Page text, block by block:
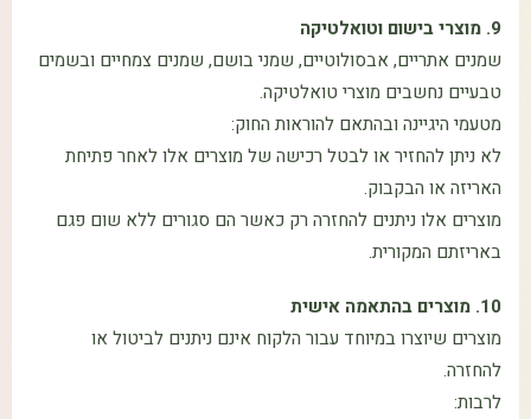
9. מוצרי בישום וטואלטיקה
שמנים אתריים, אבסולוטיים, שמני בושם, שמנים צמחיים ובשמים
טבעיים נחשבים מוצרי טואלטיקה.
מטעמי היגיינה ובהתאם להוראות החוק:
לא ניתן להחזיר או לבטל רכישה של מוצרים אלו לאחר פתיחת
האריזה או הבקבוק.
מוצרים אלו ניתנים להחזרה רק כאשר הם סגורים ללא שום פגם
באריזתם המקורית.
10. מוצרים בהתאמה אישית
מוצרים שיוצרו במיוחד עבור הלקוח אינם ניתנים לביטול או
להחזרה.
לרבות: